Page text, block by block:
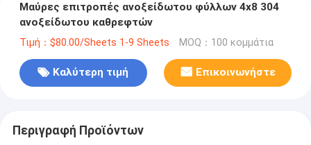
Μαύρες επιτροπές ανοξείδωτου φύλλων 4x8 304
ανοξείδωτου καθρεφτών
Τιμή：$80.00/Sheets 1-9 Sheets MOQ：100 κομμάτια
Καλύτερη τιμή Επικοινωνήστε
Περιγραφή Προϊόντων